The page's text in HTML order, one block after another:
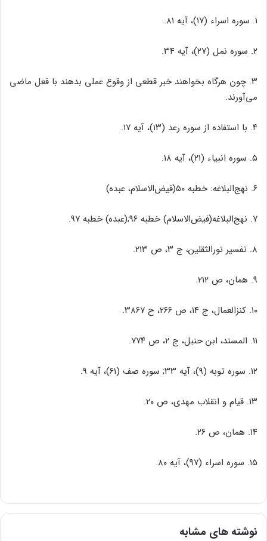
۱. سوره اسراء (۱۷)، آیه ۸۱.
۲. سوره نمل (۲۷)، آیه ۳۴.
۳. چون هرگاه بخواهند خبر قطعى از وقوع عملى بدهند با فعل ماضى
مى‌‌آورند.
۴. با استفاده از سوره رعد (۱۳)، آیه ۱۷.
۵. سوره انبیاء (۲۱)، آیه ۱۸.
۶. نهج‌‌البلاغه: خطبه ۵۰(فیض‌‌الاسلام، عبده)
۷. نهج‌‌البلاغه(فیض‌‌الاسلام) خطبه ۹۶;(عبده) خطبه ۹۷.
۸. تفسیر نورالثقلین، ج ۳، ص ۲۱۳.
۹. همان، ص ۲۱۲.
۱۰. کنزالعمال، ج ۱۴، ص ۲۶۶، ح ۳۸۶۷.
۱۱. المسند، ابن حنبل، ج ۲، ص ۷۷۴.
۱۲. سوره توبه (۹)، آیه ۳۳; سوره صف (۶۱)، آیه ۹.
۱۳. قیام و انقلاب مهدى، ص ۲۰.
۱۴. همان، ص ۲۶.
۱۵. سوره اسراء (۹۷)، آیه ۸۰.
نوشته های مشابه